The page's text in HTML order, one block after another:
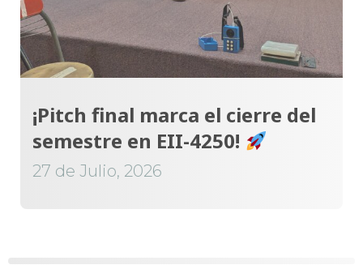
¡Pitch final marca el cierre del
semestre en EII-4250!
27 de Julio, 2026